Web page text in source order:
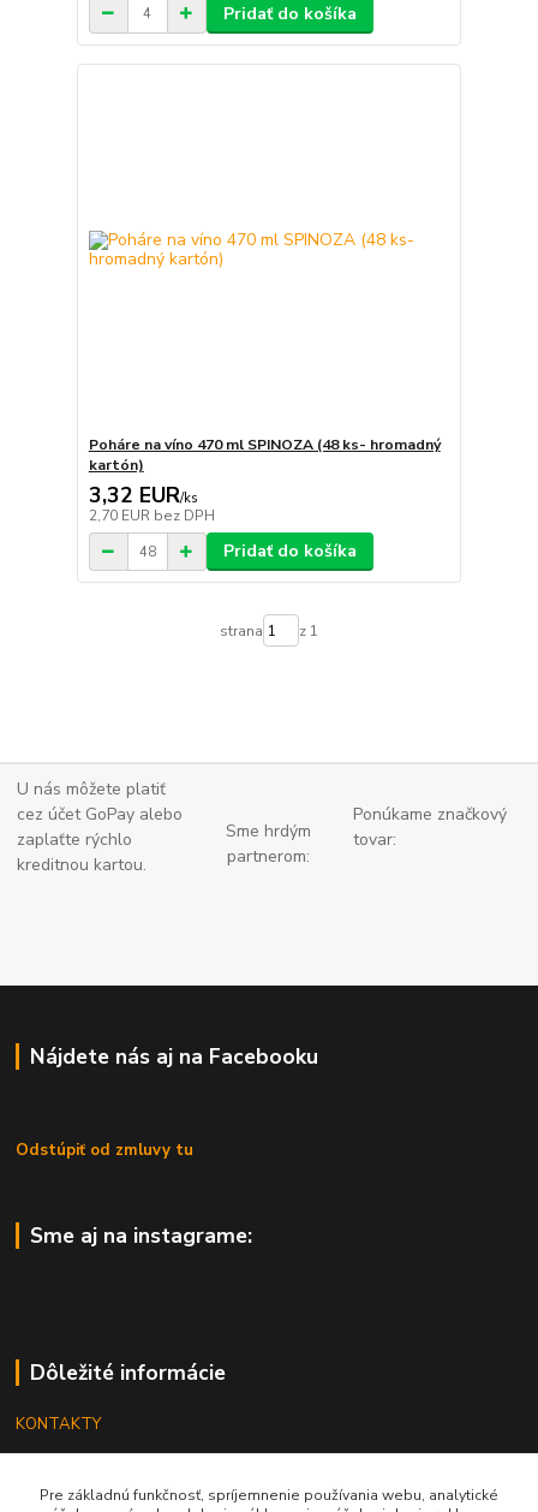
Pridať do košíka
Poháre na víno 470 ml SPINOZA (48 ks- hromadný
kartón)
3,32 EUR/ks
2,70 EUR bez DPH
Pridať do košíka
strana z 1
U nás môžete platiť
cez účet GoPay alebo
zaplaťte rýchlo
kreditnou kartou.
Sme hrdým
partnerom:
Ponúkame značkový
tovar:
Nájdete nás aj na Facebooku
Odstúpiť od zmluvy tu
Sme aj na instagrame:
Dôležité informácie
KONTAKTY
Pre základnú funkčnosť, spríjemnenie používania webu, analytické